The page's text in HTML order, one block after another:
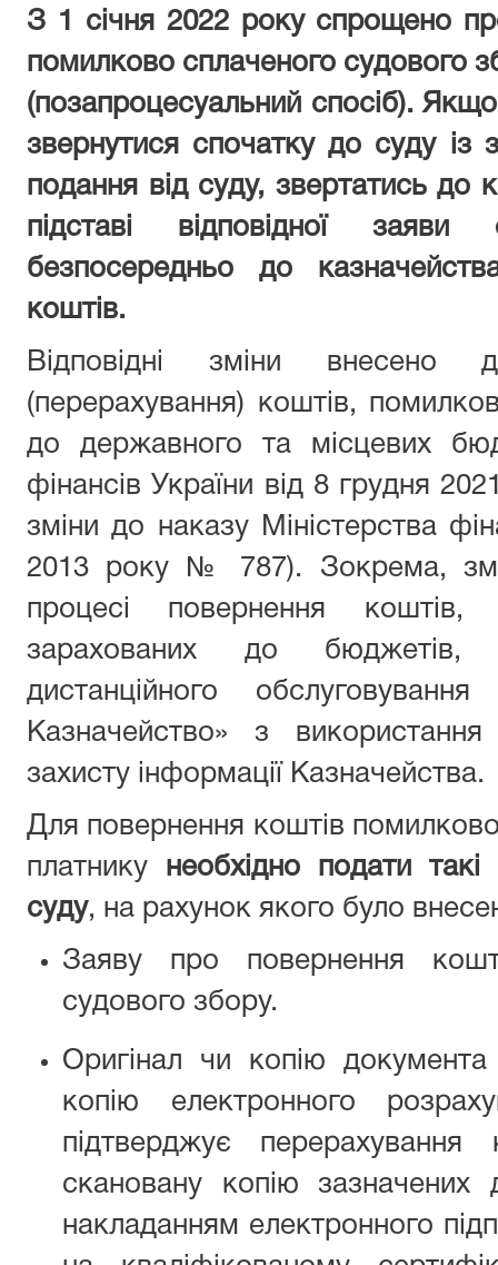
З 1 січня 2022 року спрощено
помилково сплаченого судового
(позапроцесуальний спосіб).
звернутися спочатку до суду
подання від суду, звертатись до
підставі відповідної
безпосередньо до
коштів.
Відповідні зміни внесено
(перерахування) коштів,
до державного та місцевих
фінансів України від 8 грудня
зміни до наказу Міністерства
2013 року № 787). Зокрема,
процесі повернення
зарахованих до бюджетів,
дистанційного
Казначейство» з використання
захисту інформації Казначейства.
Для повернення коштів
платнику необхідно подати такі
суду, на рахунок якого було
Заяву про повернення
судового збору.
Оригінал чи копію
копію електронного
підтверджує
скановану копію зазначених
накладанням електронного